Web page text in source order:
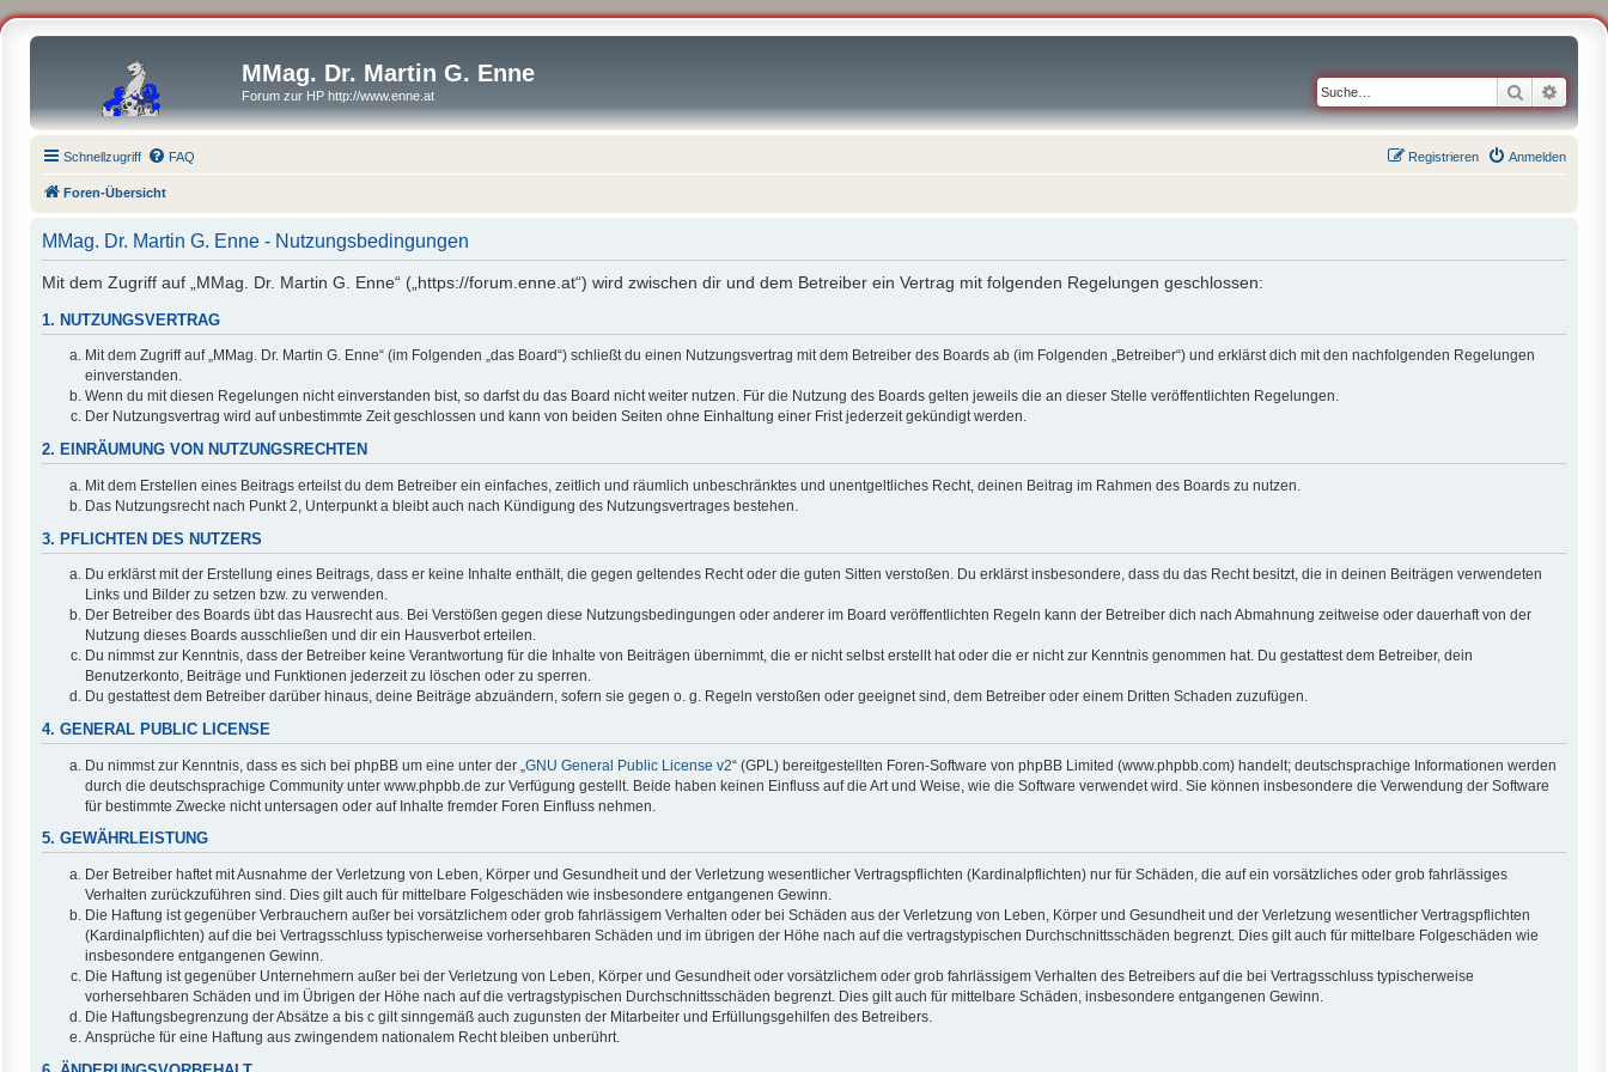
MMag. Dr. Martin G. Enne
Forum zur HP http://www.enne.at Suche
Schnellzugriff FAQ Anmelden
Registrieren
Foren-Übersicht
MMag. Dr. Martin G. Enne - Nutzungsbedingungen
Mit dem Zugriff auf „MMag. Dr. Martin G. Enne“ („https://forum.enne.at“) wird zwischen dir und dem Betreiber ein Vertrag mit folgenden Regelungen geschlossen:
1. NUTZUNGSVERTRAG
Mit dem Zugriff auf „MMag. Dr. Martin G. Enne“ (im Folgenden „das Board“) schließt du einen Nutzungsvertrag mit dem Betreiber des Boards ab (im Folgenden „Betreiber“) und erklärst dich mit den nachfolgenden Regelungen
einverstanden.
Wenn du mit diesen Regelungen nicht einverstanden bist, so darfst du das Board nicht weiter nutzen. Für die Nutzung des Boards gelten jeweils die an dieser Stelle veröffentlichten Regelungen.
Der Nutzungsvertrag wird auf unbestimmte Zeit geschlossen und kann von beiden Seiten ohne Einhaltung einer Frist jederzeit gekündigt werden.
2. EINRÄUMUNG VON NUTZUNGSRECHTEN
Mit dem Erstellen eines Beitrags erteilst du dem Betreiber ein einfaches, zeitlich und räumlich unbeschränktes und unentgeltliches Recht, deinen Beitrag im Rahmen des Boards zu nutzen.
Das Nutzungsrecht nach Punkt 2, Unterpunkt a bleibt auch nach Kündigung des Nutzungsvertrages bestehen.
3. PFLICHTEN DES NUTZERS
Du erklärst mit der Erstellung eines Beitrags, dass er keine Inhalte enthält, die gegen geltendes Recht oder die guten Sitten verstoßen. Du erklärst insbesondere, dass du das Recht besitzt, die in deinen Beiträgen verwendeten
Links und Bilder zu setzen bzw. zu verwenden.
Der Betreiber des Boards übt das Hausrecht aus. Bei Verstößen gegen diese Nutzungsbedingungen oder anderer im Board veröffentlichten Regeln kann der Betreiber dich nach Abmahnung zeitweise oder dauerhaft von der
Nutzung dieses Boards ausschließen und dir ein Hausverbot erteilen.
Du nimmst zur Kenntnis, dass der Betreiber keine Verantwortung für die Inhalte von Beiträgen übernimmt, die er nicht selbst erstellt hat oder die er nicht zur Kenntnis genommen hat. Du gestattest dem Betreiber, dein
Benutzerkonto, Beiträge und Funktionen jederzeit zu löschen oder zu sperren.
Du gestattest dem Betreiber darüber hinaus, deine Beiträge abzuändern, sofern sie gegen o. g. Regeln verstoßen oder geeignet sind, dem Betreiber oder einem Dritten Schaden zuzufügen.
4. GENERAL PUBLIC LICENSE
Du nimmst zur Kenntnis, dass es sich bei phpBB um eine unter der „ GNU General Public License v2“ (GPL) bereitgestellten Foren-Software von phpBB Limited (www.phpbb.com) handelt; deutschsprachige Informationen werden
durch die deutschsprachige Community unter www.phpbb.de zur Verfügung gestellt. Beide haben keinen Einfluss auf die Art und Weise, wie die Software verwendet wird. Sie können insbesondere die Verwendung der Software
für bestimmte Zwecke nicht untersagen oder auf Inhalte fremder Foren Einfluss nehmen.
5. GEWÄHRLEISTUNG
Der Betreiber haftet mit Ausnahme der Verletzung von Leben, Körper und Gesundheit und der Verletzung wesentlicher Vertragspflichten (Kardinalpflichten) nur für Schäden, die auf ein vorsätzliches oder grob fahrlässiges
Verhalten zurückzuführen sind. Dies gilt auch für mittelbare Folgeschäden wie insbesondere entgangenen Gewinn.
Die Haftung ist gegenüber Verbrauchern außer bei vorsätzlichem oder grob fahrlässigem Verhalten oder bei Schäden aus der Verletzung von Leben, Körper und Gesundheit und der Verletzung wesentlicher Vertragspflichten
(Kardinalpflichten) auf die bei Vertragsschluss typischerweise vorhersehbaren Schäden und im übrigen der Höhe nach auf die vertragstypischen Durchschnittsschäden begrenzt. Dies gilt auch für mittelbare Folgeschäden wie
insbesondere entgangenen Gewinn.
Die Haftung ist gegenüber Unternehmern außer bei der Verletzung von Leben, Körper und Gesundheit oder vorsätzlichem oder grob fahrlässigem Verhalten des Betreibers auf die bei Vertragsschluss typischerweise
vorhersehbaren Schäden und im Übrigen der Höhe nach auf die vertragstypischen Durchschnittsschäden begrenzt. Dies gilt auch für mittelbare Schäden, insbesondere entgangenen Gewinn.
Die Haftungsbegrenzung der Absätze a bis c gilt sinngemäß auch zugunsten der Mitarbeiter und Erfüllungsgehilfen des Betreibers.
Ansprüche für eine Haftung aus zwingendem nationalem Recht bleiben unberührt.